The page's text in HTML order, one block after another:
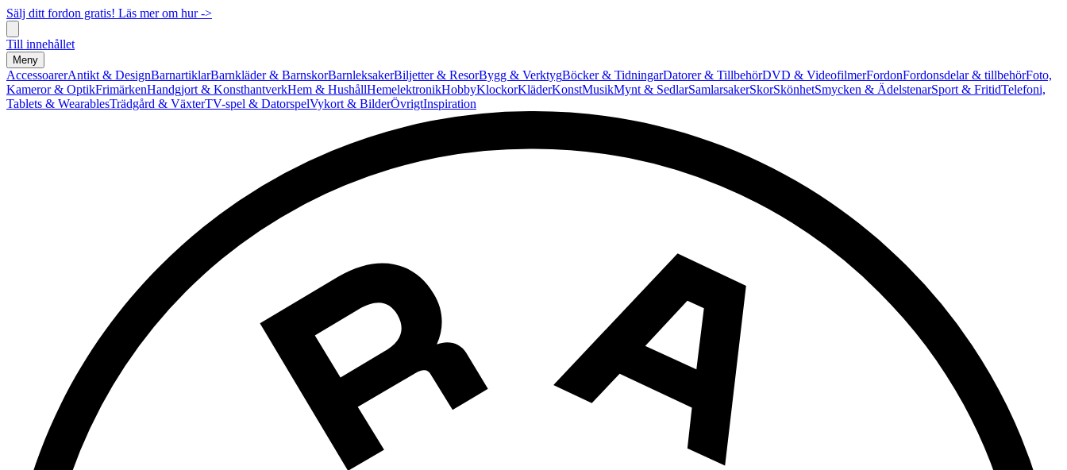
Sälj ditt fordon gratis! Läs mer om hur ->
Till innehållet
Meny
AccessoarerAntikt & DesignBarnartiklarBarnkläder & BarnskorBarnleksakerBiljetter & ResorBygg & VerktygBöcker & TidningarDatorer & TillbehörDVD & VideofilmerFordonFordonsdelar & tillbehörFoto,
Kameror & OptikFrimärkenHandgjort & KonsthantverkHem & HushållHemelektronikHobbyKlockorKläderKonstMusikMynt & SedlarSamlarsakerSkorSkönhetSmycken & ÄdelstenarSport & FritidTelefoni,
Tablets & WearablesTrädgård & VäxterTV-spel & DatorspelVykort & BilderÖvrigtInspiration